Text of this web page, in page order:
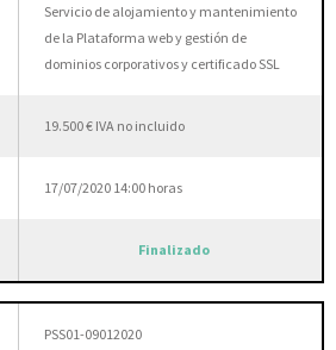
Servicio de alojamiento y mantenimiento
de la Plataforma web y gestión de
dominios corporativos y certificado SSL
19.500 € IVA no incluido
17/07/2020 14:00 horas
Finalizado
PSS01-09012020